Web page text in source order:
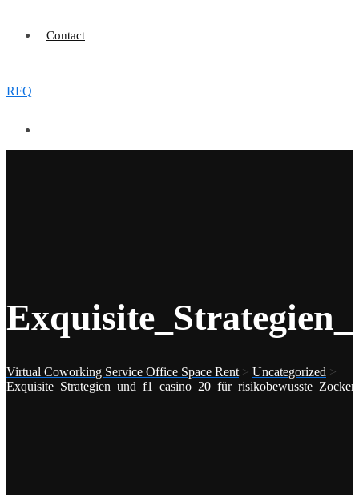
Contact
RFQ
Virtual Coworking Service Office Space Rent > Uncategorized >
Exquisite_Strategien_und_f1_casino_20_für_risikobewusste_Zocker